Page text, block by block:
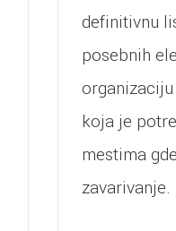
definitivnu
posebnih
koja je
mestima
zavarivanje.